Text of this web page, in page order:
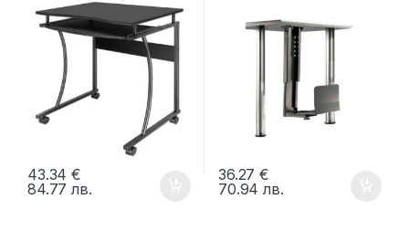
клавиатура, черно
43.34€
84.77лв.
36.27€
70.94лв.